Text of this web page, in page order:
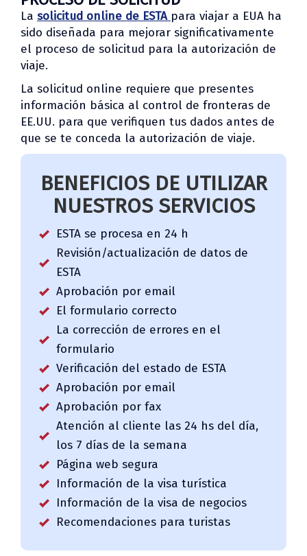
La solicitud online de ESTA para viajar a EUA ha
sido diseñada para mejorar significativamente
el proceso de solicitud para la autorización de
viaje.
La solicitud online requiere que presentes
información básica al control de fronteras de
EE.UU. para que verifiquen tus dados antes de
que se te conceda la autorización de viaje.
BENEFICIOS DE UTILIZAR
NUESTROS SERVICIOS
ESTA se procesa en 24 h
Revisión/actualización de datos de
ESTA
Aprobación por email
El formulario correcto
La corrección de errores en el
formulario
Verificación del estado de ESTA
Aprobación por email
Aprobación por fax
Atención al cliente las 24 hs del día,
los 7 días de la semana
Página web segura
Información de la visa turística
Información de la visa de negocios
Recomendaciones para turistas